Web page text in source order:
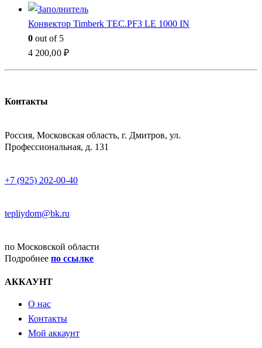
Конвектор Timberk TEC.PF3 LE 1000 IN
0 out of 5
4 200,00 ₽
Контакты
Россия, Московская область, г. Дмитров, ул.
Профессиональная, д. 131
+7 (925) 202-00-40
tepliydom@bk.ru
по Московской области
Подробнее по ссылке
АККАУНТ
О нас
Контакты
Мой аккаунт